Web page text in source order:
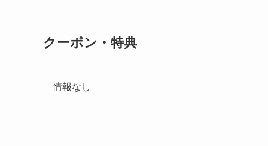
クーポン・特典
情報なし